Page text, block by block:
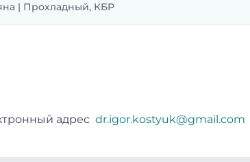
| Прохладный, КБР
адрес dr.igor.kostyuk@gmail.com